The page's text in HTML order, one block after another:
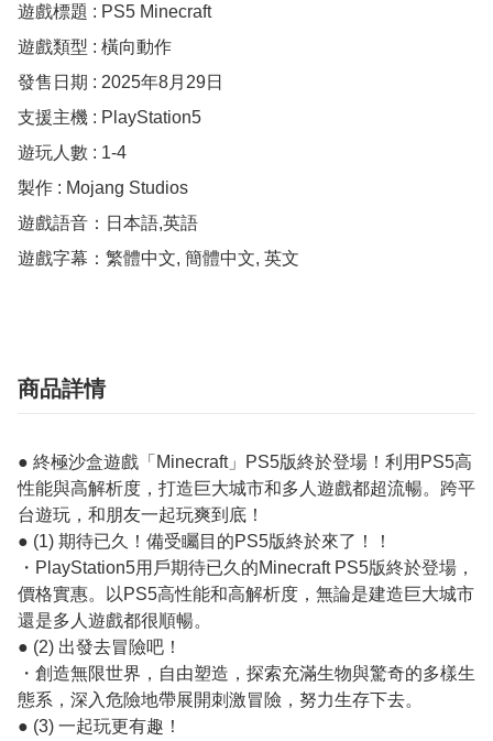
遊戲標題 : PS5 Minecraft
遊戲類型 : 橫向動作
發售日期 : 2025年8月29日
支援主機 : PlayStation5
遊玩人數 : 1-4
製作 : Mojang Studios
遊戲語音：日本語,英語
遊戲字幕：繁體中文, 簡體中文, 英文
商品詳情
● 終極沙盒遊戲「Minecraft」PS5版終於登場！利用PS5高
性能與高解析度，打造巨大城市和多人遊戲都超流暢。跨平
台遊玩，和朋友一起玩爽到底！
● (1) 期待已久！備受矚目的PS5版終於來了！！
・PlayStation5用戶期待已久的Minecraft PS5版終於登場，
價格實惠。以PS5高性能和高解析度，無論是建造巨大城市
還是多人遊戲都很順暢。
● (2) 出發去冒險吧！
・創造無限世界，自由塑造，探索充滿生物與驚奇的多樣生
態系，深入危險地帶展開刺激冒險，努力生存下去。
● (3) 一起玩更有趣！